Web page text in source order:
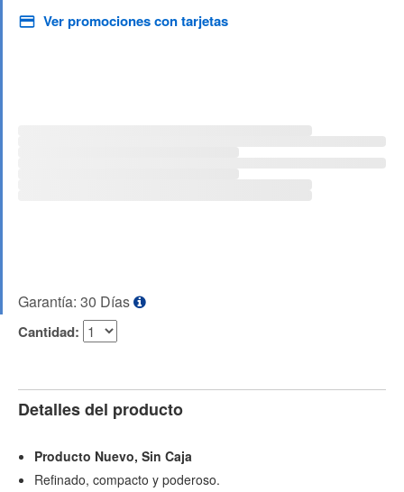
Ver promociones con tarjetas
Garantía: 30 Días
Cantidad:
Detalles del producto
Producto Nuevo, Sin Caja
Refinado, compacto y poderoso.